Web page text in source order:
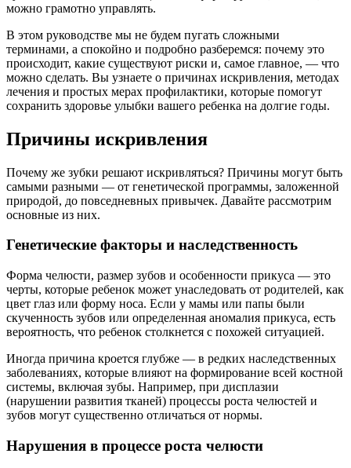
можно грамотно управлять.
В этом руководстве мы не будем пугать сложными
терминами, а спокойно и подробно разберемся: почему это
происходит, какие существуют риски и, самое главное, — что
можно сделать. Вы узнаете о причинах искривления, методах
лечения и простых мерах профилактики, которые помогут
сохранить здоровье улыбки вашего ребенка на долгие годы.
Причины искривления
Почему же зубки решают искривляться? Причины могут быть
самыми разными — от генетической программы, заложенной
природой, до повседневных привычек. Давайте рассмотрим
основные из них.
Генетические факторы и наследственность
Форма челюсти, размер зубов и особенности прикуса — это
черты, которые ребенок может унаследовать от родителей, как
цвет глаз или форму носа. Если у мамы или папы были
скученность зубов или определенная аномалия прикуса, есть
вероятность, что ребенок столкнется с похожей ситуацией.
Иногда причина кроется глубже — в редких наследственных
заболеваниях, которые влияют на формирование всей костной
системы, включая зубы. Например, при дисплазии
(нарушении развития тканей) процессы роста челюстей и
зубов могут существенно отличаться от нормы.
Нарушения в процессе роста челюсти